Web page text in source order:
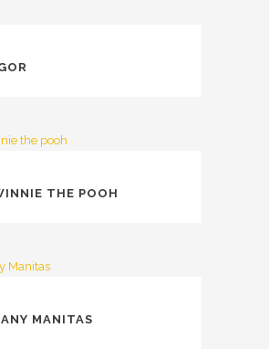
THE POOH
MANITAS